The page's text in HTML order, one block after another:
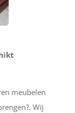
meubelen
Wij